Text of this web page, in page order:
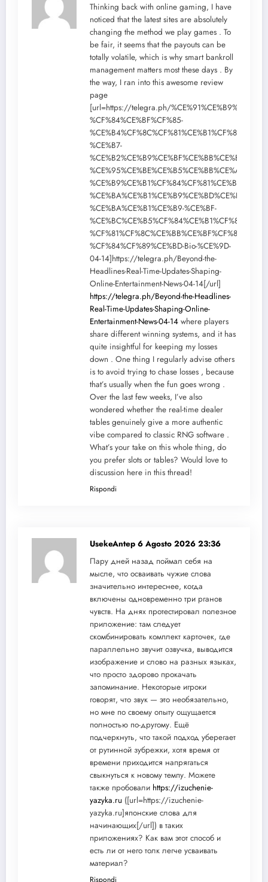
Thinking back with online gaming, I have
noticed that the latest sites are absolutely
changing the method we play games . To
be fair, it seems that the payouts can be
totally volatile, which is why smart bankroll
management matters most these days . By
the way, I ran into this awesome review
page
[url=https://telegra.ph/
%CF%84%CE%BF%CF%85-
%CE%B7-
%CE%BA%CE%B1%CE%B9-%CE%BF-
%CF%81%CF%8C%CE%BB%CE%BF%CF%82-
%CF%84%CF%89%CE%BD-Bio-%CE%9D-
04-14]https://telegra.ph/Beyond-the-
Headlines-Real-Time-Updates-Shaping-
Online-Entertainment-News-04-14[/url]
https://telegra.ph/Beyond-the-Headlines-
Real-Time-Updates-Shaping-Online-
Entertainment-News-04-14 where players
share different winning systems, and it has
quite insightful for keeping my losses
down . One thing I regularly advise others
is to avoid trying to chase losses , because
that’s usually when the fun goes wrong .
Over the last few weeks, I’ve also
wondered whether the real-time dealer
tables genuinely give a more authentic
vibe compared to classic RNG software .
What’s your take on this whole thing, do
you prefer slots or tables? Would love to
discussion here in this thread!
Rispondi
UsekeAntep 6 Agosto 2026 23:36
Пару дней назад поймал себя на
мысле, что осваивать чужие слова
значительно интереснее, когда
включены одновременно три рганов
чувств. На днях протестировал полезное
приложение: там следует
скомбинировать комплект карточек, где
параллельно звучит озвучка, выводится
изображение и слово на разных языках,
что просто здорово прокачать
запоминание. Некоторые игроки
говорят, что звук — это необязательно,
но мне по своему опыту ощущается
полностью по-другому. Ещё
подчеркнуть, что такой подход уберегает
от рутинной зубрежки, хотя время от
времени приходится напрягаться
свыкнуться к новому темпу. Можете
также пробовали https://izuchenie-
yazyka.ru ([url=https://izuchenie-
yazyka.ru]японские слова для
начинающих[/url]) в таких
приложениях? Как вам этот способ и
есть ли от него толк легче усваивать
материал?
Rispondi